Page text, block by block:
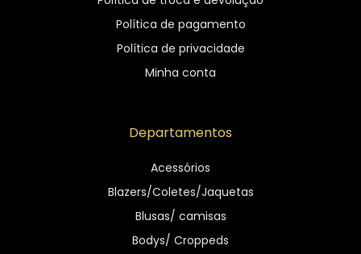
Política de pagamento
Política de privacidade
Minha conta
Departamentos
Acessórios
Blazers/Coletes/Jaquetas
Blusas/ camisas
Bodys/ Croppeds